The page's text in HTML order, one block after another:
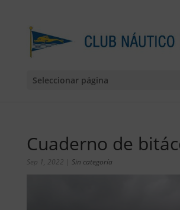
Seleccionar página
Cuaderno de
Sep 1, 2022 | Sin categoría